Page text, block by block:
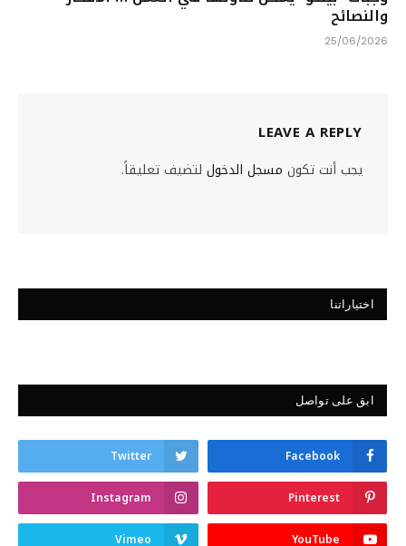
والنصائح
25/06/2026
LEAVE A REPLY
يجب أنت تكون مسجل الدخول لتضيف تعليقاً.
اختياراتنا
ابق على تواصل
Facebook
Twitter
Pinterest
Instagram
YouTube
Vimeo